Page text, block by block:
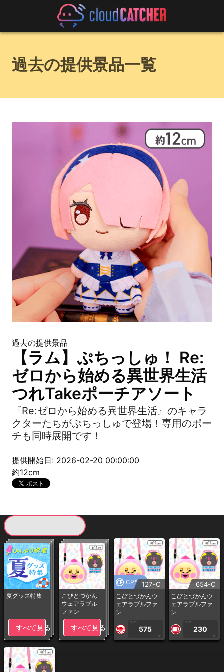
過去の提供景品一覧
過去の提供景品
【ラム】ぷちっしゅ！ Re:
ゼロから始める異世界生活
つれTakeポーチアソート
『Re:ゼロから始める異世界生活』のキャラ
クターたちがぷちっしゅで登場！専用のポー
チも同時展開です！
提供開始日: 2026-02-20 00:00:00
約12cm
夏グッズ特集
すべて見る
こびとづかん
ウェアラブル
ファン
すべて見る
CP専用127-C
こびとづかんウ
ェアラブルファ
ン
1PLAY
575
CP
654-C
こびとづかんウ
ェアラブルファ
ン
1PLAY
230
CP